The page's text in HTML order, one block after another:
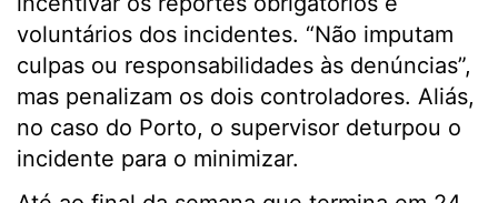
voluntários dos incidentes. “Não imputam
culpas ou responsabilidades às denúncias”,
mas penalizam os dois controladores. Aliás,
no caso do Porto, o supervisor deturpou o
incidente para o minimizar.